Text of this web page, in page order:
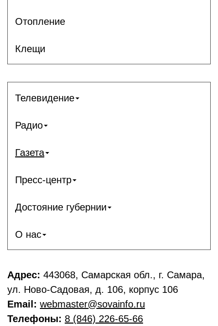
Отопление
Клещи
Телевидение
Радио
Газета
Пресс-центр
Достояние губернии
О нас
Адрес: 443068, Самарская обл., г. Самара,
ул. Ново-Садовая, д. 106, корпус 106
Email: webmaster@sovainfo.ru
Телефоны: 8 (846) 226-65-66